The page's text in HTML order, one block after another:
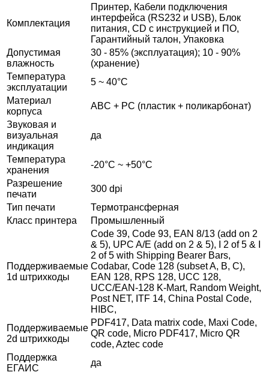
Комплектация
Принтер, Кабели подключения
интерфейса (RS232 и USB), Блок
питания, CD с инструкцией и ПО,
Гарантийный талон, Упаковка
Допустимая
влажность
30 - 85% (эксплуатация); 10 - 90%
(хранение)
Температура
эксплуатации
5 ~ 40°C
Материал
корпуса
ABC + PC (пластик + поликарбонат)
Звуковая и
визуальная
индикация
да
Температура
хранения
-20°С ~ +50°С
Разрешение
печати
300 dpi
Тип печати
Термотрансферная
Класс принтера
Промышленный
Поддерживаемые
1d штрихкоды
Code 39, Code 93, EAN 8/13 (add on 2
& 5), UPC A/E (add on 2 & 5), I 2 of 5 & I
2 of 5 with Shipping Bearer Bars,
Codabar, Code 128 (subset A, B, C),
EAN 128, RPS 128, UCC 128,
UCC/EAN-128 K-Mart, Random Weight,
Post NET, ITF 14, China Postal Code,
HIBC,
Поддерживаемые
2d штрихкоды
PDF417, Data matrix code, Maxi Code,
QR code, Micro PDF417, Micro QR
code, Aztec code
Поддержка
ЕГАИС
да